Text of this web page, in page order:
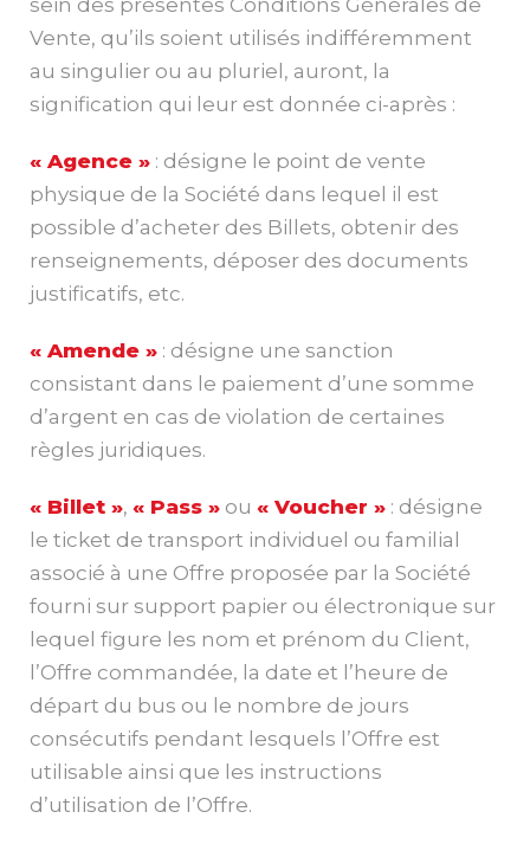
sein des présentes Conditions Générales de
Vente, qu’ils soient utilisés indifféremment
au singulier ou au pluriel, auront, la
signification qui leur est donnée ci-après :
« Agence » : désigne le point de vente
physique de la Société dans lequel il est
possible d’acheter des Billets, obtenir des
renseignements, déposer des documents
justificatifs, etc.
« Amende » : désigne une sanction
consistant dans le paiement d’une somme
d’argent en cas de violation de certaines
règles juridiques.
« Billet », « Pass » ou « Voucher » : désigne
le ticket de transport individuel ou familial
associé à une Offre proposée par la Société
fourni sur support papier ou électronique sur
lequel figure les nom et prénom du Client,
l’Offre commandée, la date et l’heure de
départ du bus ou le nombre de jours
consécutifs pendant lesquels l’Offre est
utilisable ainsi que les instructions
d’utilisation de l’Offre.